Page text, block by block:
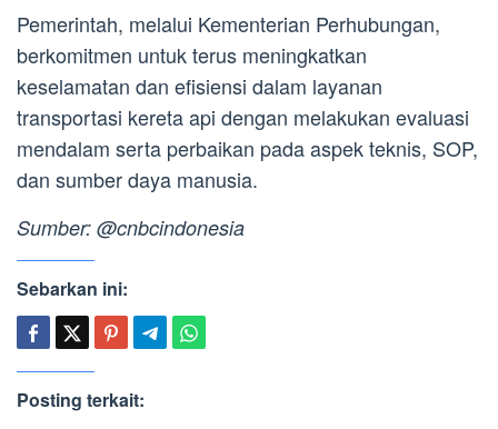
Pemerintah, melalui Kementerian Perhubungan,
berkomitmen untuk terus meningkatkan
keselamatan dan efisiensi dalam layanan
transportasi kereta api dengan melakukan evaluasi
mendalam serta perbaikan pada aspek teknis, SOP,
dan sumber daya manusia.
Sumber: @cnbcindonesia
Sebarkan ini:
Posting terkait: